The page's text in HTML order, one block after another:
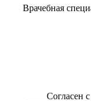
Согласен с